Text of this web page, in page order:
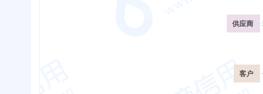
供应商
客户